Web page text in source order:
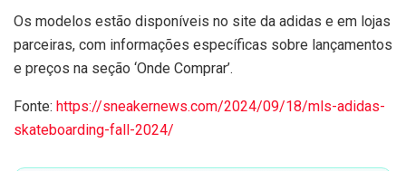
Os modelos estão disponíveis no site da adidas e em lojas
parceiras, com informações específicas sobre lançamentos
e preços na seção ‘Onde Comprar’.
Fonte: https://sneakernews.com/2024/09/18/mls-adidas-
skateboarding-fall-2024/